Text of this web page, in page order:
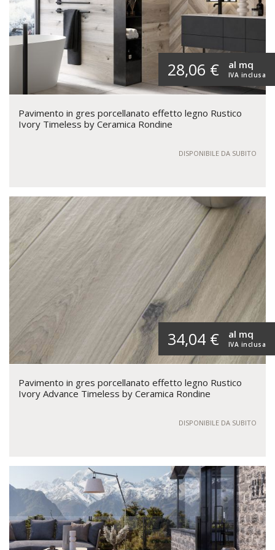
28,06 € IVA inclusa
al mq
Pavimento in gres porcellanato effetto legno Rustico
Ivory Timeless by Ceramica Rondine
DISPONIBILE DA SUBITO
34,04 € IVA inclusa
al mq
Pavimento in gres porcellanato effetto legno Rustico
Ivory Advance Timeless by Ceramica Rondine
DISPONIBILE DA SUBITO